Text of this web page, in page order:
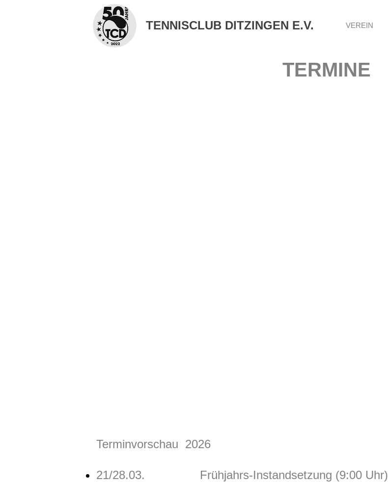
TENNISCLUB DITZINGEN E.V. VEREIN
TERMINE
​Terminvorschau 2026
21/28.03. Frühjahrs-Instandsetzung (9:00 Uhr)